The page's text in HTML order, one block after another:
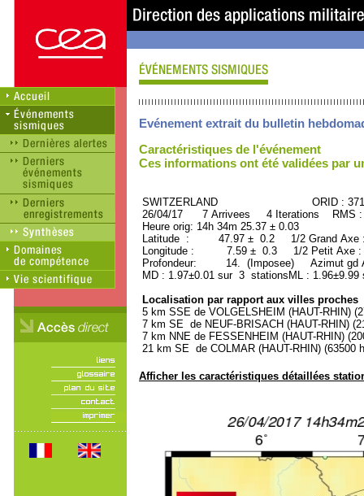
Evénement extrait du bulletin
Caractéristiques de l'événement
Ces informations ont été validées par
SWITZERLAND ORID :
26/04/17 7 Arrivees 4 Iterations RMS
Heure orig: 14h 34m 25.37 ± 0.03
Latitude : 47.97 ± 0.2 1/2 Grand
Longitude : 7.59 ± 0.3 1/2 Petit Axe
Profondeur: 14. (Imposee) Azimut gd
MD : 1.97±0.01 sur 3 stationsML :
Localisation par rapport aux villes proches
5 km SSE de VOLGELSHEIM (HAUT-RHIN)
7 km SE de NEUF-BRISACH (HAUT-RHIN)
7 km NNE de FESSENHEIM (HAUT-RHIN)
21 km SE de COLMAR (HAUT-RHIN) (63500
Afficher les caractéristiques détaillées